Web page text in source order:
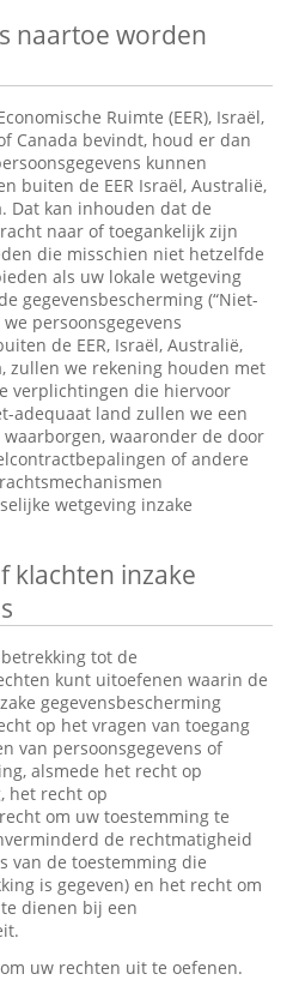
naartoe worden
Ruimte (EER), Israël,
Canada bevindt, houd er dan
kunnen
buiten de EER Israël, Australië,
Dat kan inhouden dat de
naar of toegankelijk zijn
die misschien niet hetzelfde
als uw lokale wetgeving
gegevensbescherming (“Niet-
persoonsgegevens
de EER, Israël, Australië,
zullen we rekening houden met
verplichtingen die hiervoor
adequaat land zullen we een
waaronder de door
of andere
wetgeving inzake
klachten inzake
tot de
kunt uitoefenen waarin de
gegevensbescherming
op het vragen van toegang
van persoonsgegevens of
alsmede het recht op
het recht op
om uw toestemming te
de rechtmatigheid
van de toestemming die
is gegeven) en het recht om
dienen bij een
uw rechten uit te oefenen.